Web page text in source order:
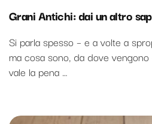
Grani Antichi: dai un altro
Si parla spesso – e a volte a
ma cosa sono, da dove
vale la pena …